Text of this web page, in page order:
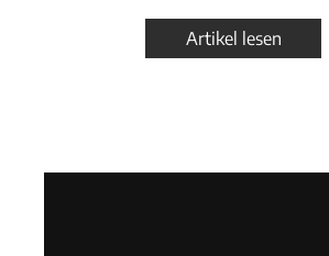
Artikel lesen